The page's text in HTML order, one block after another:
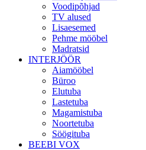
Voodipõhjad
TV alused
Lisaesemed
Pehme mööbel
Madratsid
INTERJÖÖR
Aiamööbel
Büroo
Elutuba
Lastetuba
Magamistuba
Noortetuba
Söögituba
BEEBI VOX